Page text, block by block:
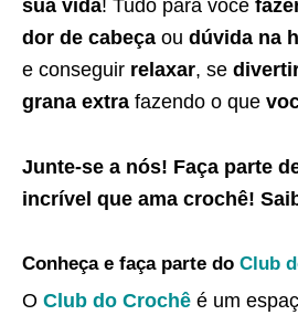
sua vida! Tudo para você
dor de cabeça ou dúvida na
e conseguir relaxar, se
grana extra fazendo o que
Junte-se a nós! Faça parte
incrível que ama crochê!
Conheça e faça parte do Club
O Club do Crochê é um